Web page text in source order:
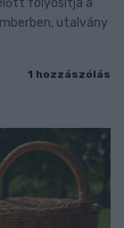
utalvány
1 hozzászólás